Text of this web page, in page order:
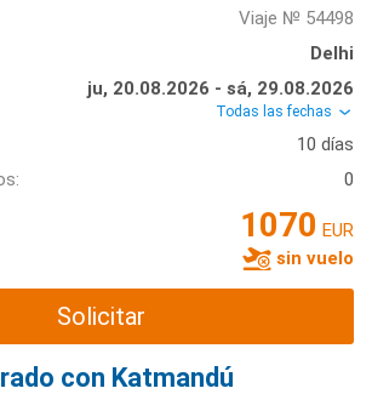
Viaje № 54498
Delhi
ju, 20.08.2026 - sá, 29.08.2026
Todas las fechas
10 días
0
1070 EUR
sin vuelo
Solicitar
con Katmandú